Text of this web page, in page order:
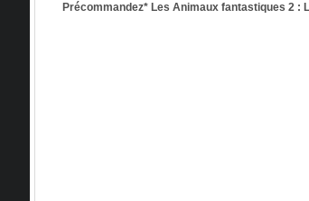
Précommandez* Les Animaux fantastiques 2 :